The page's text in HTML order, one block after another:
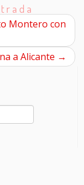
Montero con
a Alicante →